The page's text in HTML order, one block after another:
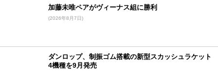
加藤未唯ペアがヴィーナス組に勝利
(2026年8月7日)
ダンロップ、制振ゴム搭載の新型スカッシュラケット
4機種を9月発売